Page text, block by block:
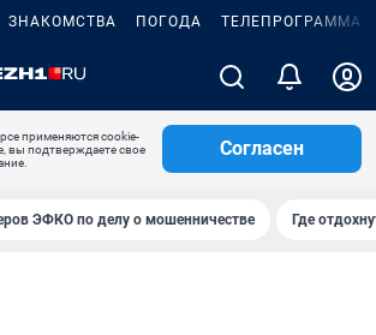
ЗНАКОМСТВА ПОГОДА ТЕЛЕПРОГРАММА
применяются cookie-
вы подтверждаете свое
Согласен
ЭФКО по делу о мошенничестве Где